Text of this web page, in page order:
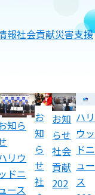
報社会貢献災害支援
知ら
リウ
ッドニ
ース
お
知
ら
せ
社
お知
らせ
社会
貢献
202
ハリ
ウッ
ドニ
ュー
ス